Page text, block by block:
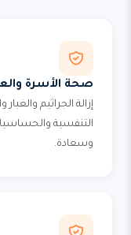
صحة الأسرة
إزالة الجراثيم
التنفسية
وسعادة.